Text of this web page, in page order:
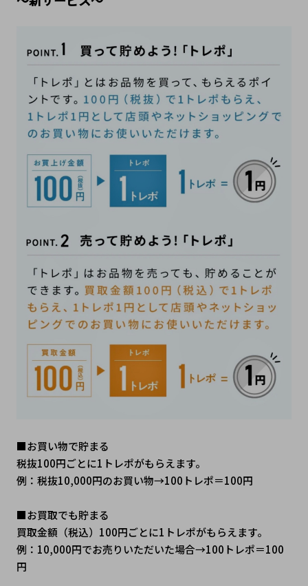
■お買い物で貯まる
税抜100円ごとに1トレポがもらえます。
例：税抜10,000円のお買い物→100トレポ＝100円
■お買取でも貯まる
買取金額（税込）100円ごとに1トレポがもらえます。
例：10,000円でお売りいただいた場合→100トレポ＝100
円